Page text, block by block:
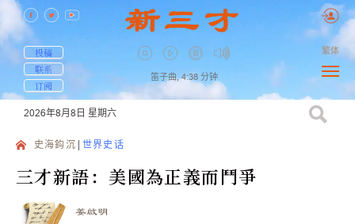
投稿
联系
订阅
笛子曲, 4:38 分钟
繁体
2026年8月8日 星期六
史海鈎沉 世界史话
三才新語：美國為正義而鬥爭
姜啟明